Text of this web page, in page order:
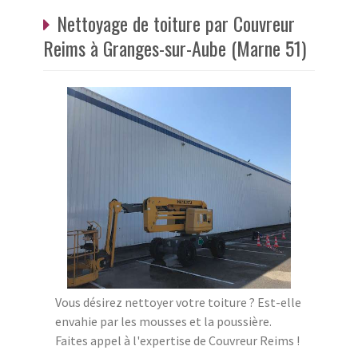
Nettoyage de toiture par Couvreur
Reims à Granges-sur-Aube (Marne 51)
Vous désirez nettoyer votre toiture ? Est-elle
envahie par les mousses et la poussière.
Faites appel à l'expertise de Couvreur Reims !